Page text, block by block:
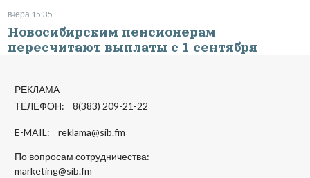
вчера 15:35
Новосибирским пенсионерам
пересчитают выплаты с 1 сентября
РЕКЛАМА
ТЕЛЕФОН: 8(383) 209-21-22
E-MAIL: reklama@sib.fm
По вопросам сотрудничества:
marketing@sib.fm